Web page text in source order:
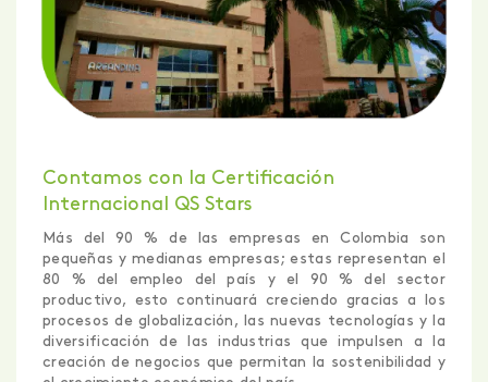
Contamos con la Certificación
Internacional QS Stars
Más del 90 % de las empresas en Colombia son
pequeñas y medianas empresas; estas representan el
80 % del empleo del país y el 90 % del sector
productivo, esto continuará creciendo gracias a los
procesos de globalización, las nuevas tecnologías y la
diversificación de las industrias que impulsen a la
creación de negocios que permitan la sostenibilidad y